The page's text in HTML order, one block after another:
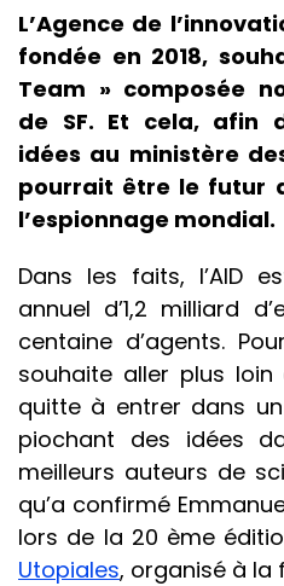
L’Agence de
fondée en 2018,
Team » composée
de SF. Et cela, afin
idées au ministère
pourrait être le futur
l’espionnage mondial.
Dans les faits, l’AID
annuel d’1,2 milliard
centaine d’agents.
souhaite aller plus loin
quitte à entrer dans
piochant des idées
meilleurs auteurs de
qu’a confirmé
lors de la 20 ème
Utopiales, organisé à la